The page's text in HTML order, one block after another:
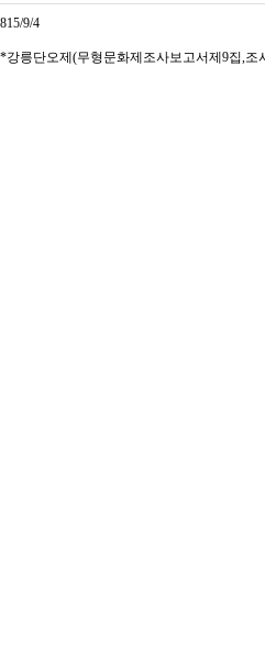
815/9/4
*강릉단오제(무형문화제조사보고서제9집,조